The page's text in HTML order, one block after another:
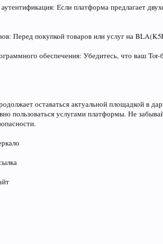
Если платформа предлагает
Перед покупкой товаров или услуг на
обеспечения: Убедитесь, что ваш
оставаться актуальной площадкой в
пользоваться услугами платформы. Не